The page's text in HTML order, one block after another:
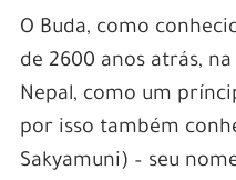
O Buda, como
de 2600 anos atrás,
Nepal, como um
por isso também
Sakyamuni) – seu